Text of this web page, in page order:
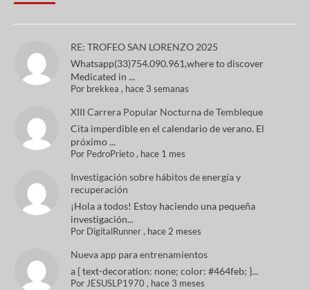
RE: TROFEO SAN LORENZO 2025
Whatsapp(33)754.090.961,where to discover
Medicated in ...
Por brekkea , hace 3 semanas
XIII Carrera Popular Nocturna de Tembleque
Cita imperdible en el calendario de verano. El
próximo ...
Por PedroPrieto, hace 1 mes
Investigación sobre hábitos de energía y
recuperación
¡Hola a todos! Estoy haciendo una pequeña
investigación...
Por DigitalRunner, hace 2 meses
Nueva app para entrenamientos
a { text-decoration: none; color: #464feb; }...
Por JESUSLP1970 , hace 3 meses